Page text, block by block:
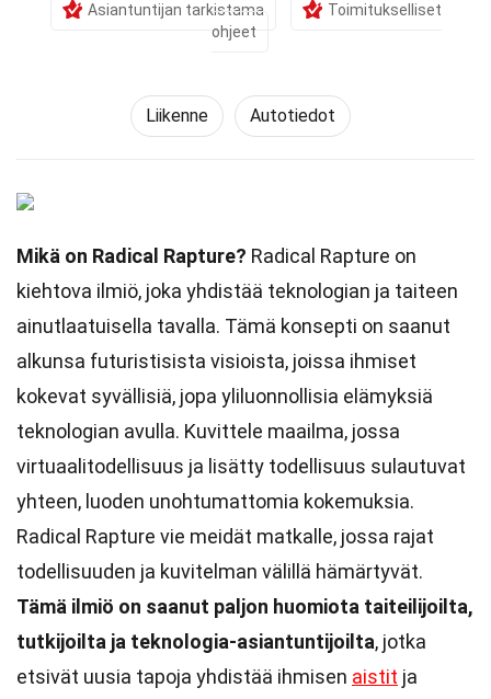
Asiantuntijan tarkistama
Toimitukselliset
ohjeet
Liikenne Autotiedot
Mikä on Radical Rapture? Radical Rapture on
kiehtova ilmiö, joka yhdistää teknologian ja taiteen
ainutlaatuisella tavalla. Tämä konsepti on saanut
alkunsa futuristisista visioista, joissa ihmiset
kokevat syvällisiä, jopa yliluonnollisia elämyksiä
teknologian avulla. Kuvittele maailma, jossa
virtuaalitodellisuus ja lisätty todellisuus sulautuvat
yhteen, luoden unohtumattomia kokemuksia.
Radical Rapture vie meidät matkalle, jossa rajat
todellisuuden ja kuvitelman välillä hämärtyvät.
Tämä ilmiö on saanut paljon huomiota taiteilijoilta,
tutkijoilta ja teknologia-asiantuntijoilta, jotka
etsivät uusia tapoja yhdistää ihmisen aistit ja